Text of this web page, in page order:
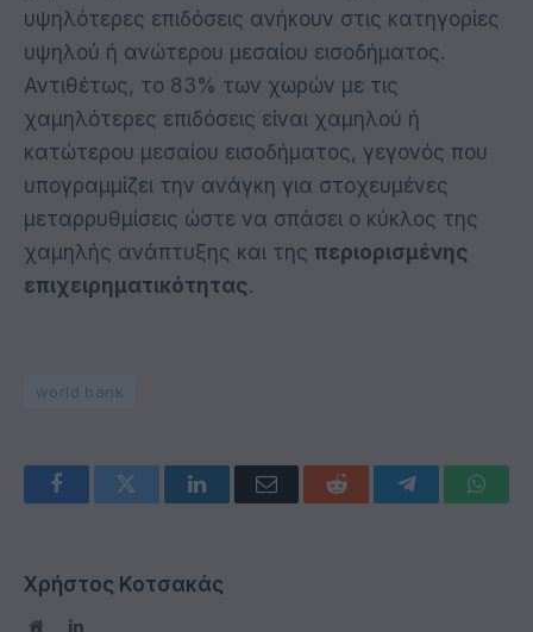
υψηλότερες επιδόσεις ανήκουν στις κατηγορίες
υψηλού ή ανώτερου μεσαίου εισοδήματος.
Αντιθέτως, το 83% των χωρών με τις
χαμηλότερες επιδόσεις είναι χαμηλού ή
κατώτερου μεσαίου εισοδήματος, γεγονός που
υπογραμμίζει την ανάγκη για στοχευμένες
μεταρρυθμίσεις ώστε να σπάσει ο κύκλος της
χαμηλής ανάπτυξης και της περιορισμένης
επιχειρηματικότητας.
world bank
FacebookTwitter LinkedInEmail Reddit Telegram
Χρήστος Κοτσακάς
WebsiteLinkedIn